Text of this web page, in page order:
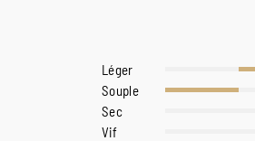
Léger
Souple
Sec
Vif